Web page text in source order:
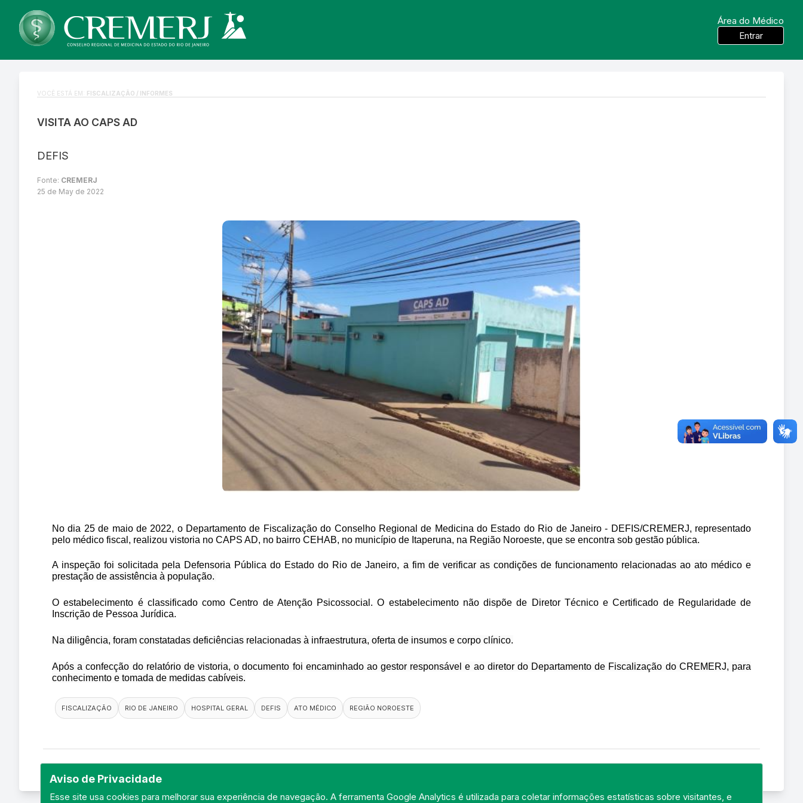
Área do Médico
Entrar
Aviso de Privacidade
Esse site usa cookies para melhorar sua experiência de navegação. A ferramenta Google Analytics é utilizada para coletar informações estatísticas sobre visitantes, e
VOCÊ ESTÁ EM: FISCALIZAÇÃO / INFORMES
VISITA AO CAPS AD
DEFIS
Fonte: CREMERJ
25 de May de 2022
No dia 25 de maio de 2022, o Departamento de Fiscalização do Conselho Regional de Medicina do Estado do Rio de Janeiro - DEFIS/CREMERJ, representado
pelo médico fiscal, realizou vistoria no CAPS AD, no bairro CEHAB, no município de Itaperuna, na Região Noroeste, que se encontra sob gestão pública.
A inspeção foi solicitada pela Defensoria Pública do Estado do Rio de Janeiro, a fim de verificar as condições de funcionamento relacionadas ao ato médico e
prestação de assistência à população.
O estabelecimento é classificado como Centro de Atenção Psicossocial. O estabelecimento não dispõe de Diretor Técnico e Certificado de Regularidade de
Inscrição de Pessoa Jurídica.
Na diligência, foram constatadas deficiências relacionadas à infraestrutura, oferta de insumos e corpo clínico.
Após a confecção do relatório de vistoria, o documento foi encaminhado ao gestor responsável e ao diretor do Departamento de Fiscalização do CREMERJ, para
conhecimento e tomada de medidas cabíveis.
FISCALIZAÇÃO RIO DE JANEIRO HOSPITAL GERAL DEFIS ATO MÉDICO REGIÃO NOROESTE